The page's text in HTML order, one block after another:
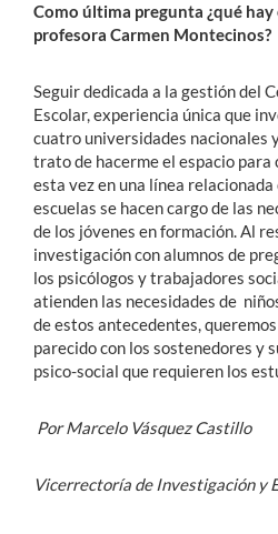
Como última pregunta ¿qué
profesora Carmen Montecinos?
Seguir dedicada a la gestión del
Escolar, experiencia única que
cuatro universidades nacionales
trato de hacerme el espacio
esta vez en una línea
escuelas se hacen cargo de las
de los jóvenes en formación. Al
investigación con alumnos de
los psicólogos y trabajadores
atienden las necesidades de
de estos antecedentes,
parecido con los sostenedores y
psico-social que requieren los
Por Marcelo Vásquez Castillo
Vicerrectoría de Investigación y